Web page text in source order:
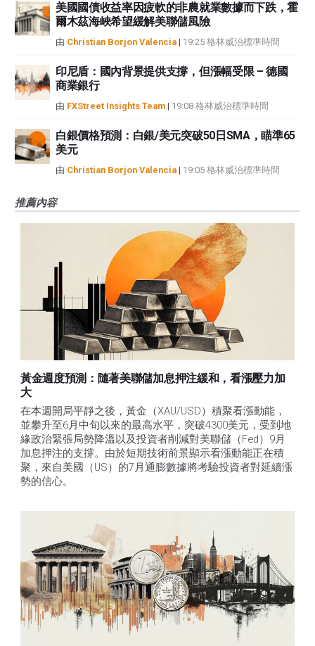
美國國債收益率因疲軟的非農就業數據而下跌，霍
爾木茲海峽希望緩解美聯儲風險
由 Christian Borjon Valencia | 19:25 格林威治標準時間
印尼盾：國內背景提供支撐，但漲幅受限 – 德國
商業銀行
由 FXStreet Insights Team | 19:08 格林威治標準時間
白銀價格預測：白銀/美元突破50日SMA，瞄準65
美元
由 Christian Borjon Valencia | 19:05 格林威治標準時間
推薦內容
黃金週度預測：隨著美聯儲加息押注緩和，看漲壓力加
大
在本週開局平靜之後，黃金（XAU/USD）積聚看漲動能，
並攀升至6月中旬以來的最高水平，突破4300美元，受到地
緣政治緊張局勢降溫以及投資者削減對美聯儲（Fed）9月
加息押注的支撐。由於短期技術前景顯示看漲動能正在積
聚，來自美國（US）的7月通膨數據將考驗投資者對延續漲
勢的信心。